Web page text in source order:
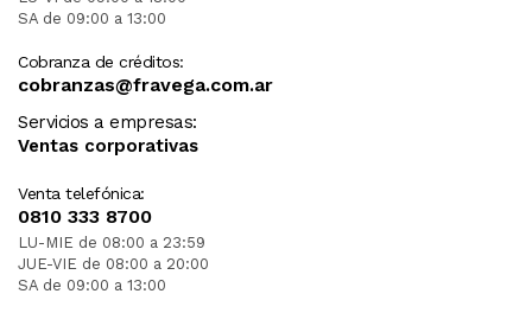
SA de 09:00 a 13:00
Cobranza de créditos:
cobranzas@fravega.com.ar
Servicios a empresas:
Ventas corporativas
Venta telefónica:
0810 333 8700
LU-MIE de 08:00 a 23:59
JUE-VIE de 08:00 a 20:00
SA de 09:00 a 13:00